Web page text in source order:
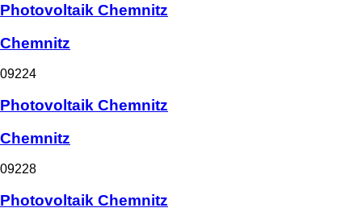
Photovoltaik Chemnitz
Chemnitz
09224
Photovoltaik Chemnitz
Chemnitz
09228
Photovoltaik Chemnitz